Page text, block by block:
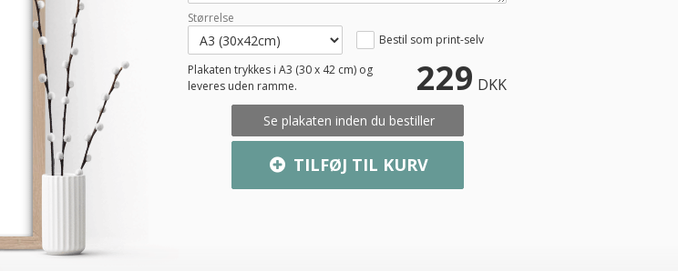
Størrelse
Bestil som print-selv
Plakaten trykkes i A3 (30 x 42 cm) og
leveres uden ramme.
229 DKK
Se plakaten inden du bestiller
TILFØJ TIL KURV